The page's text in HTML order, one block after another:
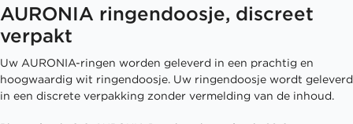
AURONIA ringendoosje, discreet
verpakt
Uw AURONIA-ringen worden geleverd in een prachtig en
hoogwaardig wit ringendoosje. Uw ringendoosje wordt geleverd
in een discrete verpakking zonder vermelding van de inhoud.